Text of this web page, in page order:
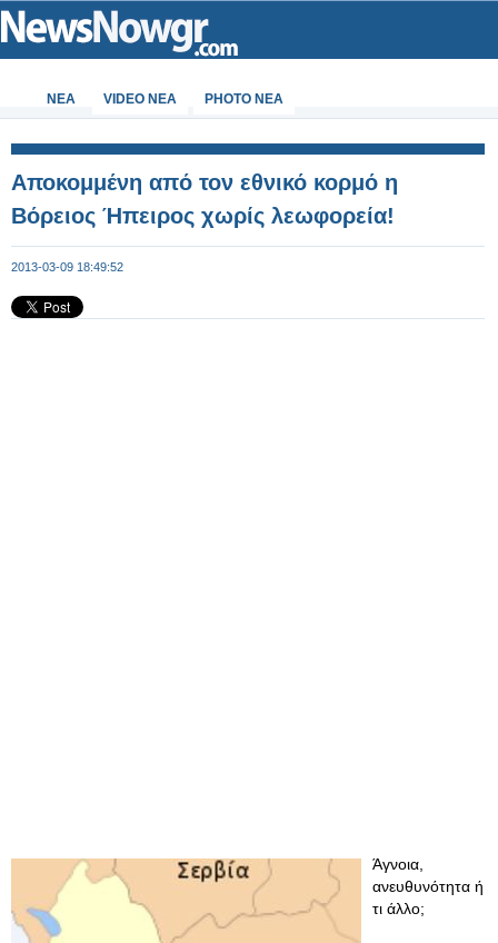
ΝΕΑ VIDEO NEA PHOTO NEA
Αποκομμένη από τον εθνικό κορμό η
Βόρειος Ήπειρος χωρίς λεωφορεία!
2013-03-09 18:49:52
Άγνοια,
ανευθυνότητα ή
τι άλλο;